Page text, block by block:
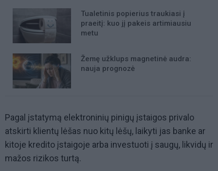
Tualetinis popierius traukiasi į
praeitį: kuo jį pakeis artimiausiu
metu
Žemę užklups magnetinė audra:
nauja prognozė
Pagal įstatymą elektroninių pinigų įstaigos privalo
atskirti klientų lėšas nuo kitų lėšų, laikyti jas banke ar
kitoje kredito įstaigoje arba investuoti į saugų, likvidų ir
mažos rizikos turtą.